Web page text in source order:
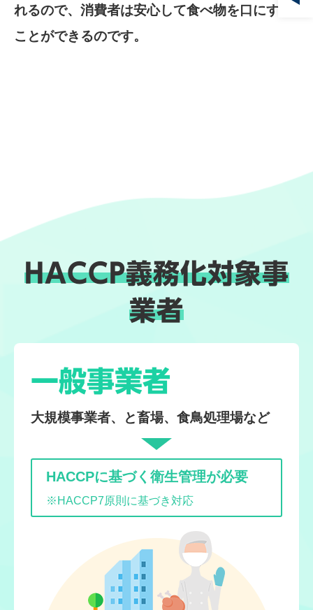
れるので、消費者は安心して食べ物を口にする
ことができるのです。
HACCP義務化対象事
業者
一般事業者
大規模事業者、と畜場、食鳥処理場など
HACCPに基づく衛生管理が必要
※HACCP7原則に基づき対応